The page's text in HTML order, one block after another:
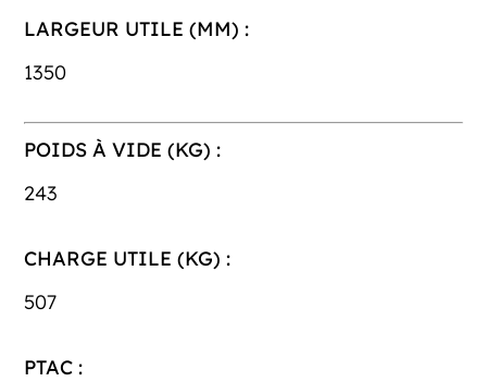
LARGEUR UTILE (MM) :
1350
POIDS À VIDE (KG) :
243
CHARGE UTILE (KG) :
507
PTAC :